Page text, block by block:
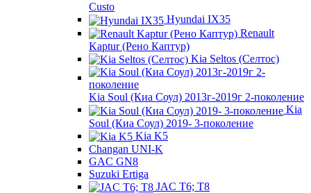
Custo
Hyundai IX35
Renault
Kaptur (Рено Каптур)
Kia Seltos (Селтос)
Kia Soul (Киа Соул) 2013г-2019г 2-поколение
Kia
Soul (Киа Соул) 2019- 3-поколение
Kia K5
Changan UNI-K
GAC GN8
Suzuki Ertiga
JAC T6; T8